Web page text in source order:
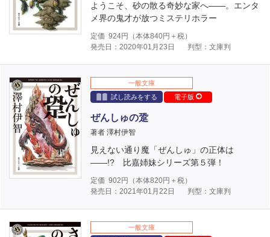
ようこそ、砂の散る奇妙な家へ――。エンタ
メ界の鬼才が放つミステリホラー
定価 924円（本体840円＋税）
発売日：2020年01月23日
判型：文庫判
一般文庫
試し読みをする
電子版
ぜんしゅの跫
著者 澤村伊智
見えない通り魔「ぜんしゅ」の正体は
――!? 比嘉姉妹シリーズ第５弾！
定価 902 円（本体820円＋税）
発売日：2021年01月22日
判型：文庫判
一般文庫